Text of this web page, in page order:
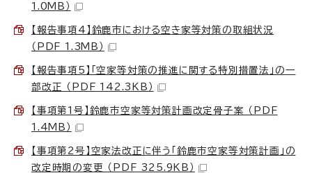
1.0MB）
【報告事項4】鈴鹿市における空き家等対策の取組状況
（PDF 1.3MB）
【報告事項5】「空家等対策の推進に関する特別措置法」の一
部改正 （PDF 142.3KB）
【事項第1号】鈴鹿市空家等対策計画改定骨子案 （PDF
1.4MB）
【事項第2号】空家法改正に伴う「鈴鹿市空家等対策計画」の
改定時期の変更 （PDF 325.9KB）